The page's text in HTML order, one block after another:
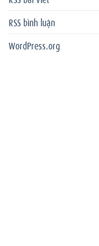
RSS bình luận
WordPress.org